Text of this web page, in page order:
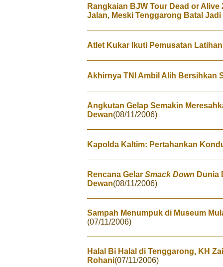
Rangkaian BJW Tour Dead or
Jalan, Meski Tenggarong Batal Jadi
Atlet Kukar Ikuti Pemusatan Latihan
Akhirnya TNI Ambil Alih Bersihkan
Angkutan Gelap Semakin
Dewan(08/11/2006)
Kapolda Kaltim: Pertahankan
Rencana Gelar Smack Down Dunia
Dewan(08/11/2006)
Sampah Menumpuk di Museum
(07/11/2006)
Halal Bi Halal di Tenggarong, KH
Rohani(07/11/2006)